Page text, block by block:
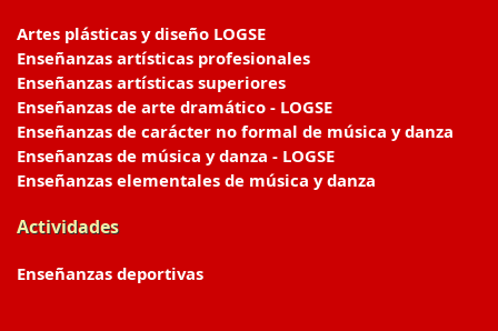
Artes plásticas y diseño LOGSE
Enseñanzas artísticas profesionales
Enseñanzas artísticas superiores
Enseñanzas de arte dramático - LOGSE
Enseñanzas de carácter no formal de música y danza
Enseñanzas de música y danza - LOGSE
Enseñanzas elementales de música y danza
Actividades
Enseñanzas deportivas